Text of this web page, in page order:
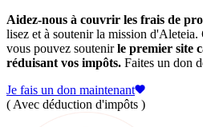
Aidez-nous à couvrir les frais de
lisez et à soutenir la mission d'Aleteia.
vous pouvez soutenirle premier site
réduisant vos impôts. Faites un don
Je fais un don maintenant
( Avec déduction d'impôts )